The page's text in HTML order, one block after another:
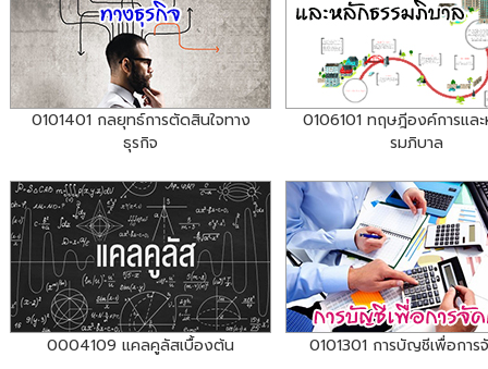
0101401 กลยุทธ์การตัดสินใจทาง
ธุรกิจ
0106101 ทฤษฎีองค์การแล
รมภิบาล
0004109 แคลคูลัสเบื้องต้น 0101301 การบัญชีเพื่อการ